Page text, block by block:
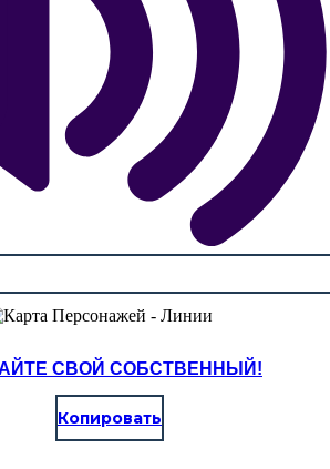
СВОЙ СОБСТВЕННЫЙ!
Копировать